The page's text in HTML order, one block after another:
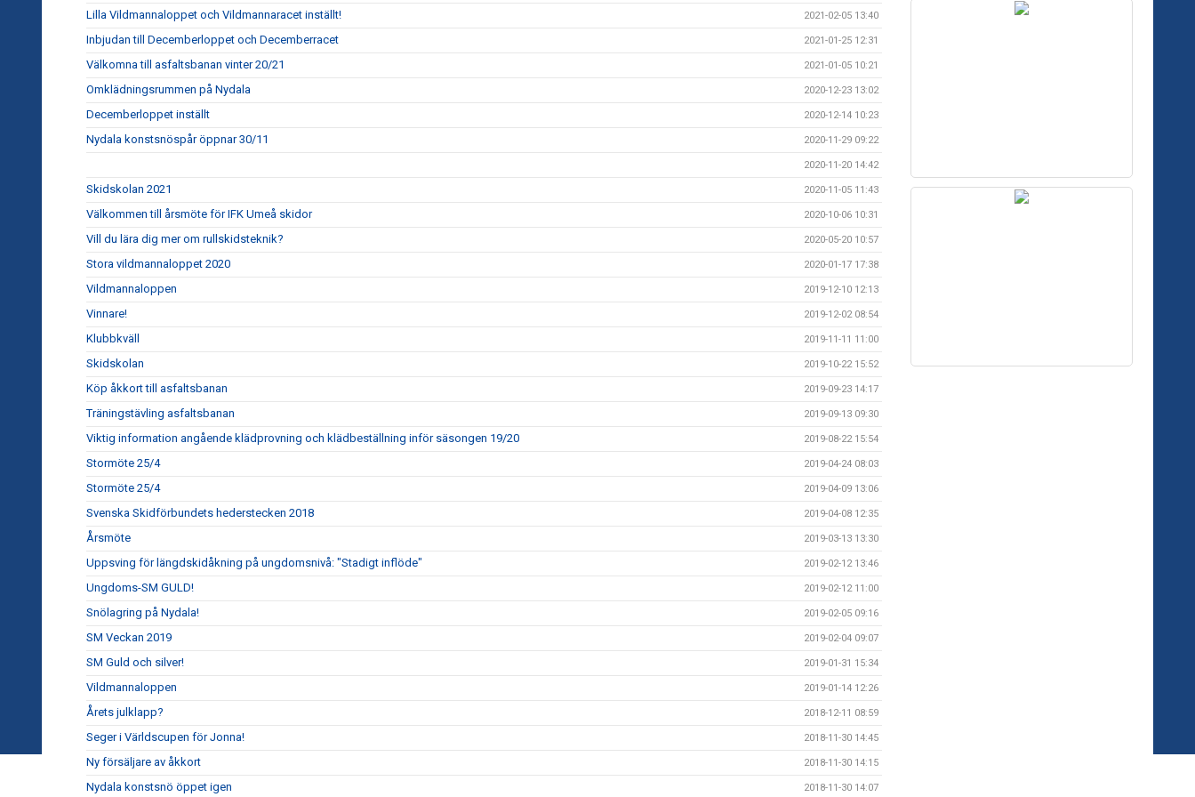
Lilla Vildmannaloppet och Vildmannaracet inställt! 2021-02-05 13:40
Inbjudan till Decemberloppet och Decemberracet 2021-01-25 12:31
Välkomna till asfaltsbanan vinter 20/21 2021-01-05 10:21
Omklädningsrummen på Nydala 2020-12-23 13:02
Decemberloppet inställt 2020-12-14 10:23
Nydala konstsnöspår öppnar 30/11 2020-11-29 09:22
2020-11-20 14:42
Skidskolan 2021 2020-11-05 11:43
Välkommen till årsmöte för IFK Umeå skidor 2020-10-06 10:31
Vill du lära dig mer om rullskidsteknik? 2020-05-20 10:57
Stora vildmannaloppet 2020 2020-01-17 17:38
Vildmannaloppen 2019-12-10 12:13
Vinnare! 2019-12-02 08:54
Klubbkväll 2019-11-11 11:00
Skidskolan 2019-10-22 15:52
Köp åkkort till asfaltsbanan 2019-09-23 14:17
Träningstävling asfaltsbanan 2019-09-13 09:30
Viktig information angående klädprovning och klädbeställning inför säsongen 19/20 2019-08-22 15:54
Stormöte 25/4 2019-04-24 08:03
Stormöte 25/4 2019-04-09 13:06
Svenska Skidförbundets hederstecken 2018 2019-04-08 12:35
Årsmöte 2019-03-13 13:30
Uppsving för längdskidåkning på ungdomsnivå: "Stadigt inflöde" 2019-02-12 13:46
Ungdoms-SM GULD! 2019-02-12 11:00
Snölagring på Nydala! 2019-02-05 09:16
SM Veckan 2019 2019-02-04 09:07
SM Guld och silver! 2019-01-31 15:34
Vildmannaloppen 2019-01-14 12:26
Årets julklapp? 2018-12-11 08:59
Seger i Världscupen för Jonna! 2018-11-30 14:45
Ny försäljare av åkkort 2018-11-30 14:15
Nydala konstsnö öppet igen 2018-11-30 14:07